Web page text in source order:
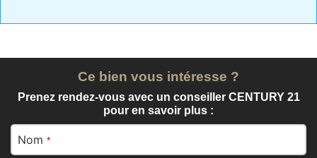
Ce bien vous intéresse ?
Prenez rendez-vous avec un conseiller CENTURY 21
pour en savoir plus :
Nom *